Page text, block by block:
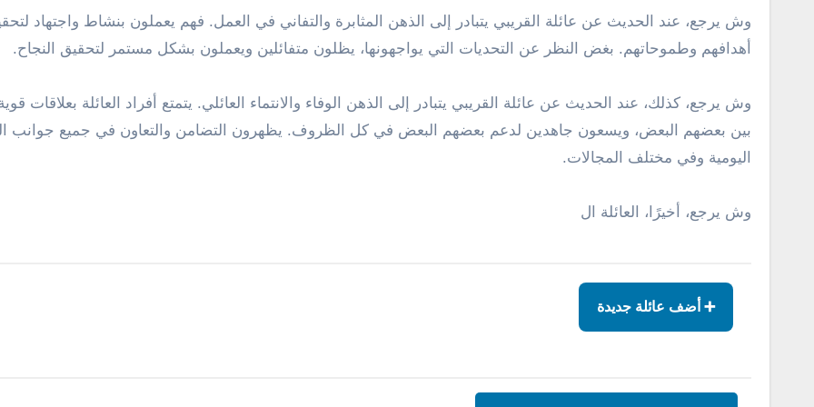
وش يرجع، عند الحديث عن عائلة القريبي يتبادر إلى الذهن المثابرة والتفاني في العمل. فهم يعملون بنشاط واجتهاد
أهدافهم وطموحاتهم. بغض النظر عن التحديات التي يواجهونها، يظلون متفائلين ويعملون بشكل مستمر لتحقيق النجاح.
وش يرجع، كذلك، عند الحديث عن عائلة القريبي يتبادر إلى الذهن الوفاء والانتماء العائلي. يتمتع أفراد العائلة بعلاقات
بين بعضهم البعض، ويسعون جاهدين لدعم بعضهم البعض في كل الظروف. يظهرون التضامن والتعاون في جميع جوانب
اليومية وفي مختلف المجالات.
وش يرجع، أخيرًا، العائلة ال
➕ أضف عائلة جديدة